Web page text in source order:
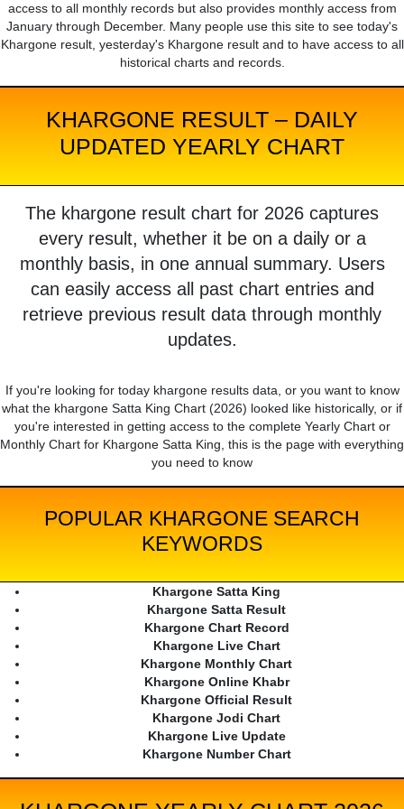
access to all monthly records but also provides monthly access from
January through December. Many people use this site to see today's
Khargone result, yesterday's Khargone result and to have access to all
historical charts and records.
KHARGONE RESULT – DAILY
UPDATED YEARLY CHART
The khargone result chart for 2026 captures
every result, whether it be on a daily or a
monthly basis, in one annual summary. Users
can easily access all past chart entries and
retrieve previous result data through monthly
updates.
If you're looking for today khargone results data, or you want to know
what the khargone Satta King Chart (2026) looked like historically, or if
you're interested in getting access to the complete Yearly Chart or
Monthly Chart for Khargone Satta King, this is the page with everything
you need to know
POPULAR KHARGONE SEARCH
KEYWORDS
Khargone Satta King
Khargone Satta Result
Khargone Chart Record
Khargone Live Chart
Khargone Monthly Chart
Khargone Online Khabr
Khargone Official Result
Khargone Jodi Chart
Khargone Live Update
Khargone Number Chart